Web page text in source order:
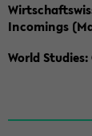
Incomings
World